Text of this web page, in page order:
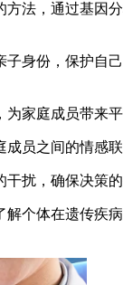
法，通过基因
身份，保护自
家庭成员带来平
员之间的情感联
扰，确保决策的
个体在遗传疾